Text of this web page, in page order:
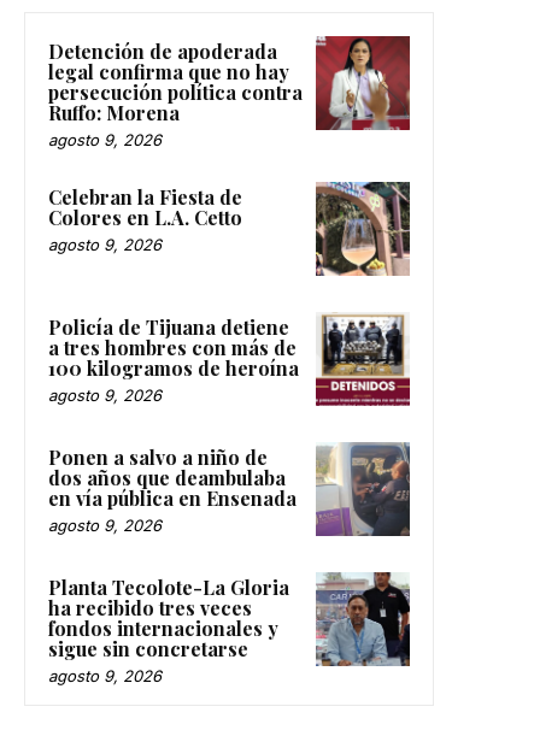
Detención de apoderada
legal confirma que no hay
persecución política contra
Ruffo: Morena
agosto 9, 2026
Celebran la Fiesta de
Colores en L.A. Cetto
agosto 9, 2026
Policía de Tijuana detiene
a tres hombres con más de
100 kilogramos de heroína
agosto 9, 2026
Ponen a salvo a niño de
dos años que deambulaba
en vía pública en Ensenada
agosto 9, 2026
Planta Tecolote-La Gloria
ha recibido tres veces
fondos internacionales y
sigue sin concretarse
agosto 9, 2026